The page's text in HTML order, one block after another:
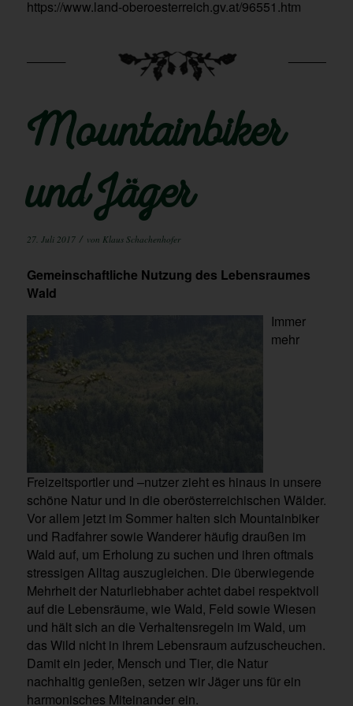
https://www.land-oberoesterreich.gv.at/96551.htm
Mountainbiker
und Jäger
27. Juli 2017 / von Klaus Schachenhofer
Gemeinschaftliche Nutzung des Lebensraumes
Wald
Immer
mehr
Freizeitsportler und –nutzer zieht es hinaus in unsere
schöne Natur und in die oberösterreichischen Wälder.
Vor allem jetzt im Sommer halten sich Mountainbiker
und Radfahrer sowie Wanderer häufig draußen im
Wald auf, um Erholung zu suchen und ihren oftmals
stressigen Alltag auszugleichen. Die überwiegende
Mehrheit der Naturliebhaber achtet dabei respektvoll
auf die Lebensräume, wie Wald, Feld sowie Wiesen
und hält sich an die Verhaltensregeln im Wald, um
das Wild nicht in ihrem Lebensraum aufzuscheuchen.
Damit ein jeder, Mensch und Tier, die Natur
nachhaltig genießen, setzen wir Jäger uns für ein
harmonisches Miteinander ein.